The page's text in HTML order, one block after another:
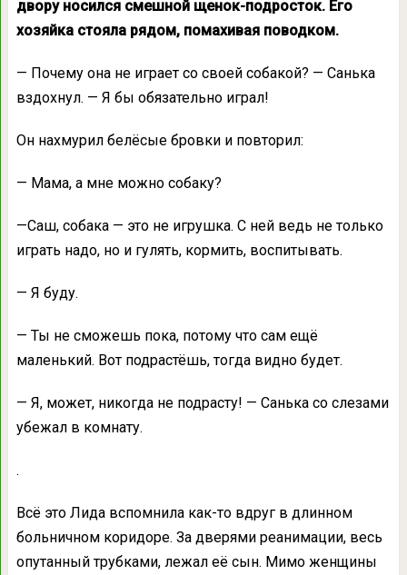
двору носился смешной щенок-подросток. Его
хозяйка стояла рядом, помахивая поводком.
— Почему она не играет со своей собакой? — Санька
вздохнул. — Я бы обязательно играл!
Он нахмурил белёсые бровки и повторил:
— Мама, а мне можно собаку?
—Саш, собака — это не игрушка. С ней ведь не только
играть надо, но и гулять, кормить, воспитывать.
— Я буду.
— Ты не сможешь пока, потому что сам ещё
маленький. Вот подрастёшь, тогда видно будет.
— Я, может, никогда не подрасту! — Санька со слезами
убежал в комнату.
.
Всё это Лида вспомнила как-то вдруг в длинном
больничном коридоре. За дверями реанимации, весь
опутанный трубками, лежал её сын. Мимо женщины